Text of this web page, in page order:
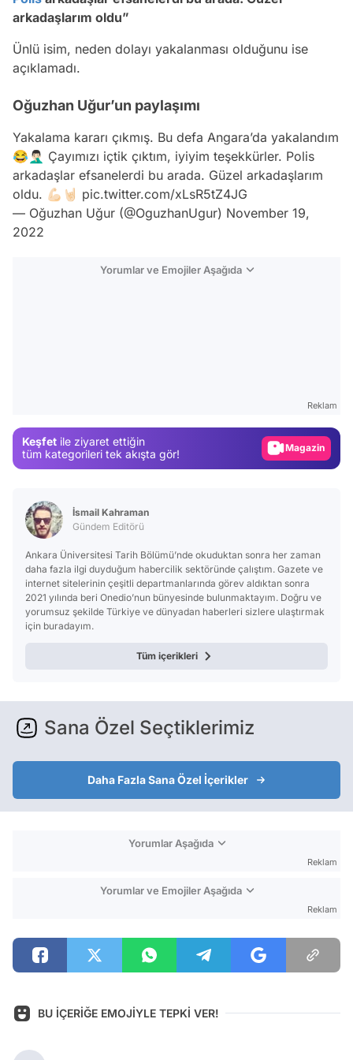
arkadaşlarım oldu”
Ünlü isim, neden dolayı yakalanması olduğunu ise
açıklamadı.
Oğuzhan Uğur’un paylaşımı
Yakalama kararı çıkmış. Bu defa Angara’da yakalandım
😂🤦🏻‍♂️ Çayımızı içtik çıktım, iyiyim teşekkürler. Polis
arkadaşlar efsanelerdi bu arada. Güzel arkadaşlarım
oldu. 💪🏻🤘🏻 pic.twitter.com/xLsR5tZ4JG
— Oğuzhan Uğur (@OguzhanUgur) November 19,
2022
Yorumlar ve Emojiler Aşağıda
Reklam
Keşfet ile ziyaret ettiğin
tüm kategorileri tek akışta gör!
Magazin
İsmail Kahraman
Gündem Editörü
Ankara Üniversitesi Tarih Bölümü’nde okuduktan sonra her zaman
daha fazla ilgi duyduğum habercilik sektöründe çalıştım. Gazete ve
internet sitelerinin çeşitli departmanlarında görev aldıktan sonra
2021 yılında beri Onedio’nun bünyesinde bulunmaktayım. Doğru ve
yorumsuz şekilde Türkiye ve dünyadan haberleri sizlere ulaştırmak
için buradayım.
Tüm içerikleri
Sana Özel Seçtiklerimiz
Daha Fazla Sana Özel İçerikler
Yorumlar Aşağıda
Reklam
Yorumlar ve Emojiler Aşağıda
Reklam
BU İÇERİĞE EMOJİYLE TEPKİ VER!